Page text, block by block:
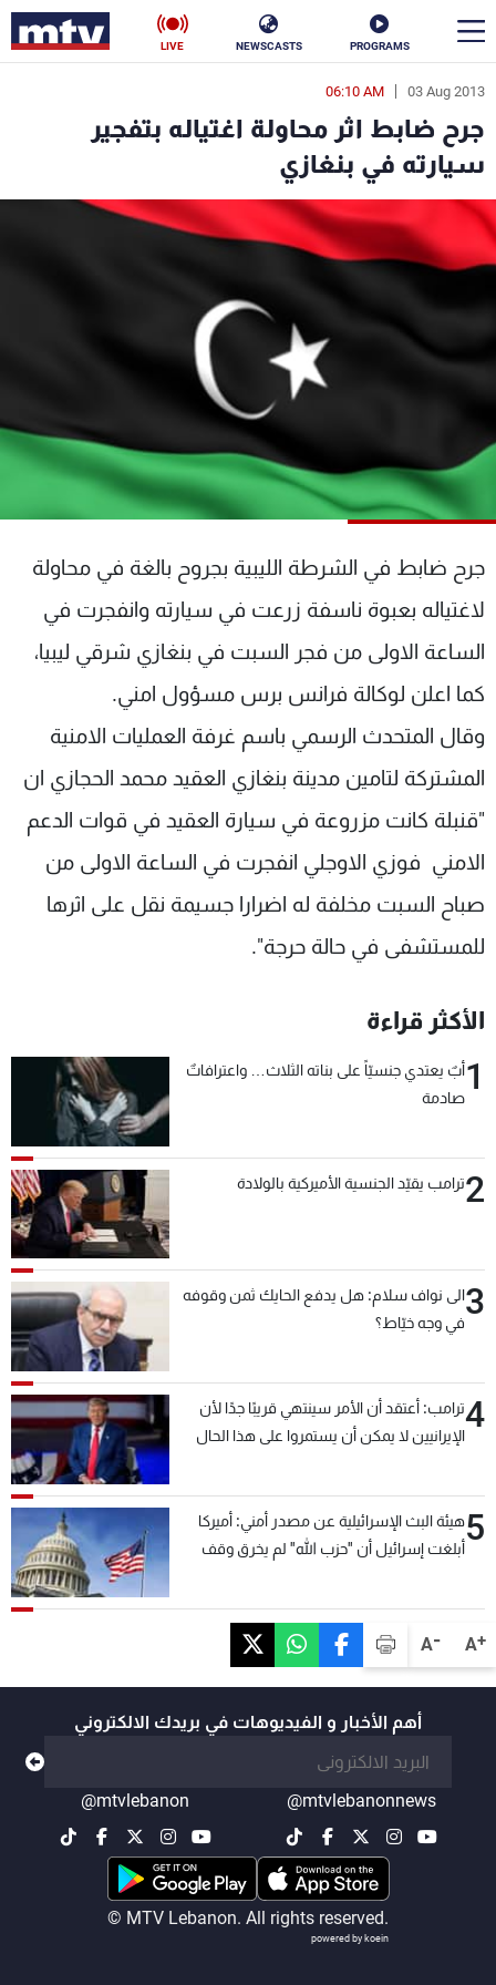
PROGRAMS
NEWSCASTS
LIVE
A+
A-
03 Aug 2013
06:10 AM
جرح ضابط اثر محاولة اغتياله بتفجير
سيارته في بنغازي
جرح ضابط في الشرطة الليبية بجروح بالغة في محاولة
لاغتياله بعبوة ناسفة زرعت في سيارته وانفجرت في
الساعة الاولى من فجر السبت في بنغازي شرقي ليبيا،
كما اعلن لوكالة فرانس برس مسؤول امني.
وقال المتحدث الرسمي باسم غرفة العمليات الامنية
المشتركة لتامين مدينة بنغازي العقيد محمد الحجازي ان
"قنبلة كانت مزروعة في سيارة العقيد في قوات الدعم
الامني فوزي الاوجلي انفجرت في الساعة الاولى من
صباح السبت مخلفة له اضرارا جسيمة نقل على اثرها
للمستشفى في حالة حرجة".
الأكثر قراءة
1أبٌ يعتدي جنسيّاً على بناته الثلاث… واعترافاتٌ
صادمة
2ترامب يقيّد الجنسية الأميركية بالولادة
3الى نواف سلام: هل يدفع الحايك ثمن وقوفه
في وجه خيّاط؟
4ترامب: أعتقد أن الأمر سينتهي قريبًا جدًا لأن
الإيرانيين لا يمكن أن يستمروا على هذا الحال
5هيئة البث الإسرائيلية عن مصدر أمني: أميركا
أبلغت إسرائيل أن "حزب الله" لم يخرق وقف
أهم الأخبار و الفيديوهات في بريدك الالكتروني
@mtvlebanonnews
@mtvlebanon
© MTV Lebanon. All rights reserved.
powered by koein
en
الأخبار
سياسة ناس
إقتصاد
منوعات رياضة
كأس العالم
البرامج
جدول البرامج
شاهد البرامج
عن MTV
الإنـتـاج
وظائف
تواصل معنا
شروط الإسـتخدام
سياسة الخصوصية